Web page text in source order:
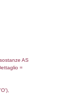
ON
=
=
AND